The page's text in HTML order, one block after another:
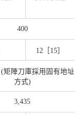
400
12［15］
矩陣刀庫採用固有地址
方式)
3,435